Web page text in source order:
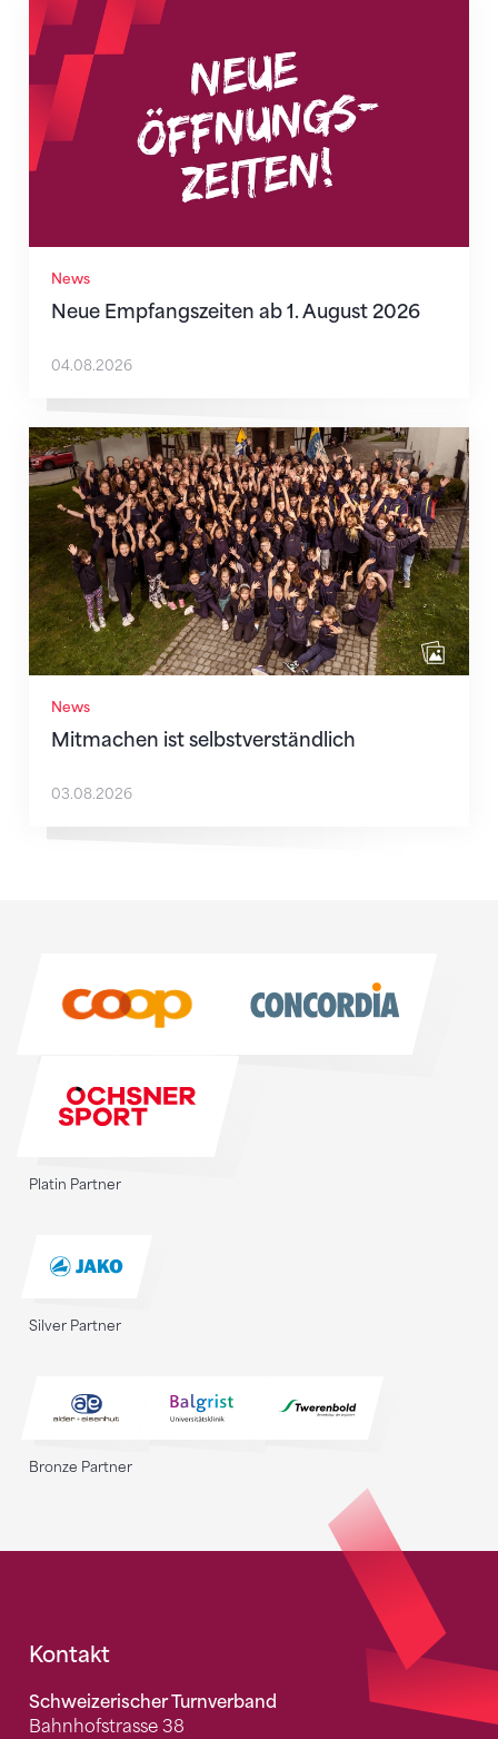
News
Neue Empfangszeiten ab 1. August 2026
Neue Empfangszeiten ab 1. August 2026
04.08.2026
News
Mitmachen ist selbstverständlich
Mitmachen ist selbstverständlich
03.08.2026
Platin Partner
Silver Partner
Bronze Partner
Fusszeile
Kontakt
Schweizerischer Turnverband
Bahnhofstrasse 38